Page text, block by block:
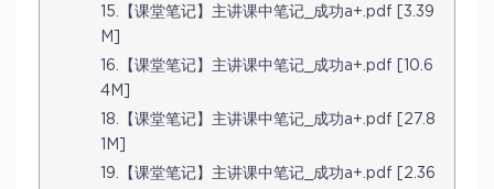
15.【课堂笔记】主讲课中笔记_成功a+.pdf [3.39
M]
16.【课堂笔记】主讲课中笔记_成功a+.pdf [10.6
4M]
18.【课堂笔记】主讲课中笔记_成功a+.pdf [27.8
1M]
19.【课堂笔记】主讲课中笔记_成功a+.pdf [2.36